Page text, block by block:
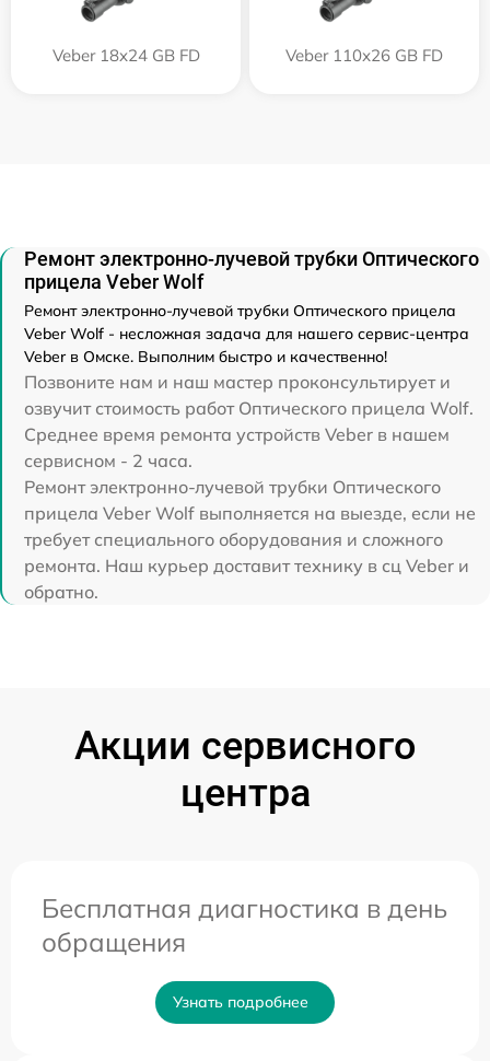
Veber 18x24 GB FD Veber 110х26 GB FD
Ремонт электронно-лучевой трубки Оптического
прицела Veber Wolf
Ремонт электронно-лучевой трубки Оптического прицела
Veber Wolf - несложная задача для нашего сервис-центра
Veber в Омске. Выполним быстро и качественно!
Позвоните нам и наш мастер проконсультирует и
озвучит стоимость работ Оптического прицела Wolf.
Среднее время ремонта устройств Veber в нашем
сервисном - 2 часа.
Ремонт электронно-лучевой трубки Оптического
прицела Veber Wolf выполняется на выезде, если не
требует специального оборудования и сложного
ремонта. Наш курьер доставит технику в сц Veber и
обратно.
Акции сервисного
центра
Бесплатная диагностика в день
обращения
Узнать подробнее